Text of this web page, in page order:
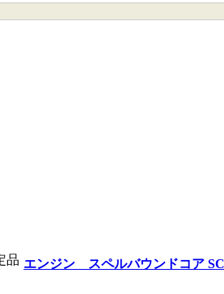
エンジン スペルバウンドコア